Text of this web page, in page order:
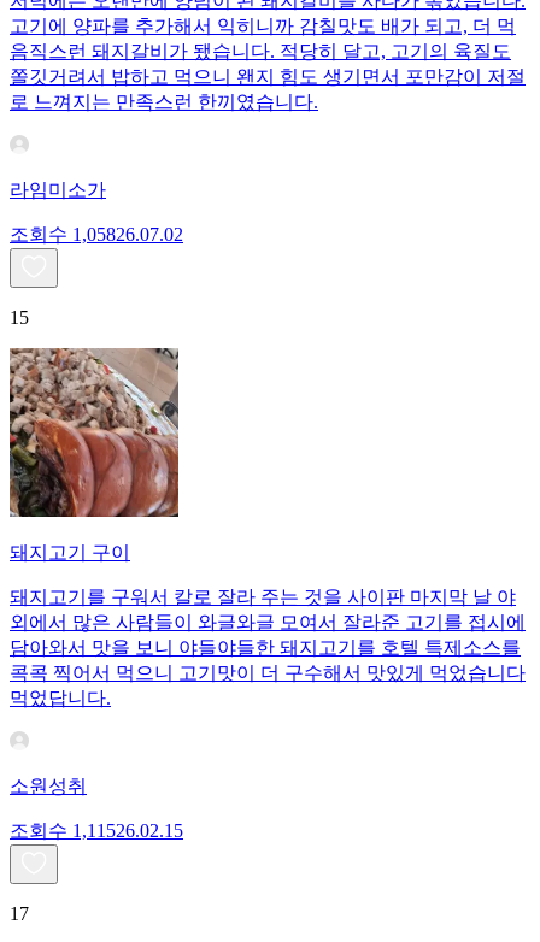
고기에 양파를 추가해서 익히니까 감칠맛도 배가 되고, 더 먹
음직스런 돼지갈비가 됐습니다. 적당히 달고, 고기의 육질도
쫄깃거려서 밥하고 먹으니 왠지 힘도 생기면서 포만감이 저절
로 느껴지는 만족스런 한끼였습니다.
라임미소가
조회수 1,05826.07.02
15
돼지고기 구이
돼지고기를 구워서 칼로 잘라 주는 것을 사이판 마지막 날 야
외에서 많은 사람들이 와글와글 모여서 잘라준 고기를 접시에
담아와서 맛을 보니 야들야들한 돼지고기를 호텔 특제소스를
콕콕 찍어서 먹으니 고기맛이 더 구수해서 맛있게 먹었습니다
먹었답니다.
소원성취
조회수 1,11526.02.15
17